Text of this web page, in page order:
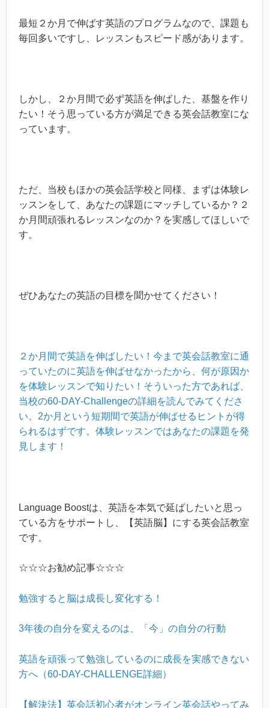
最短２か月で伸ばす英語のプログラムなので、課題も
毎回多いですし、レッスンもスピード感があります。
しかし、２か月間で必ず英語を伸ばした、基盤を作り
たい！そう思っている方が満足できる英会話教室にな
っています。
ただ、当校もほかの英会話学校と同様、まずは体験レ
ッスンをして、あなたの課題にマッチしているか？２
か月間頑張れるレッスンなのか？を実感してほしいで
す。
ぜひあなたの英語の目標を聞かせてください！
２か月間で英語を伸ばしたい！今まで英会話教室に通
っていたのに英語を伸ばせなかったから、何が原因か
を体験レッスンで知りたい！そういった方であれば、
当校の60-DAY-Challengeの詳細を読んでみてくださ
い。2か月という短期間で英語が伸ばせるヒントが得
られるはずです。体験レッスンではあなたの課題を発
見します！
Language Boostは、英語を本気で延ばしたいと思っ
ている方をサポートし、【英語脳】にする英会話教室
です。
☆☆☆お勧め記事☆☆☆
勉強すると脳は成長し変化する！
3年後の自分を変えるのは、「今」の自分の行動
英語を頑張って勉強しているのに成長を実感できない
方へ（60-DAY-CHALLENGE詳細）
【解決法】英会話初心者がオンライン英会話やってみ